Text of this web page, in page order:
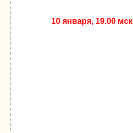
10 января, 19.00 мск